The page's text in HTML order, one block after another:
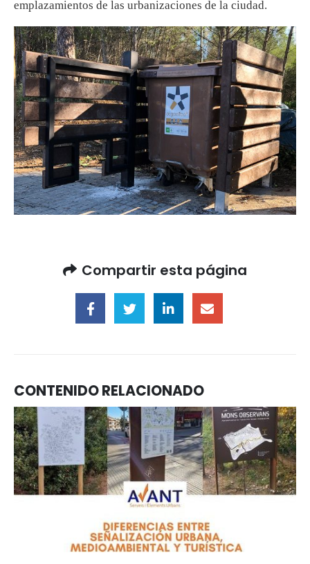
emplazamientos de las urbanizaciones de la ciudad.
Compartir esta página
CONTENIDO RELACIONADO